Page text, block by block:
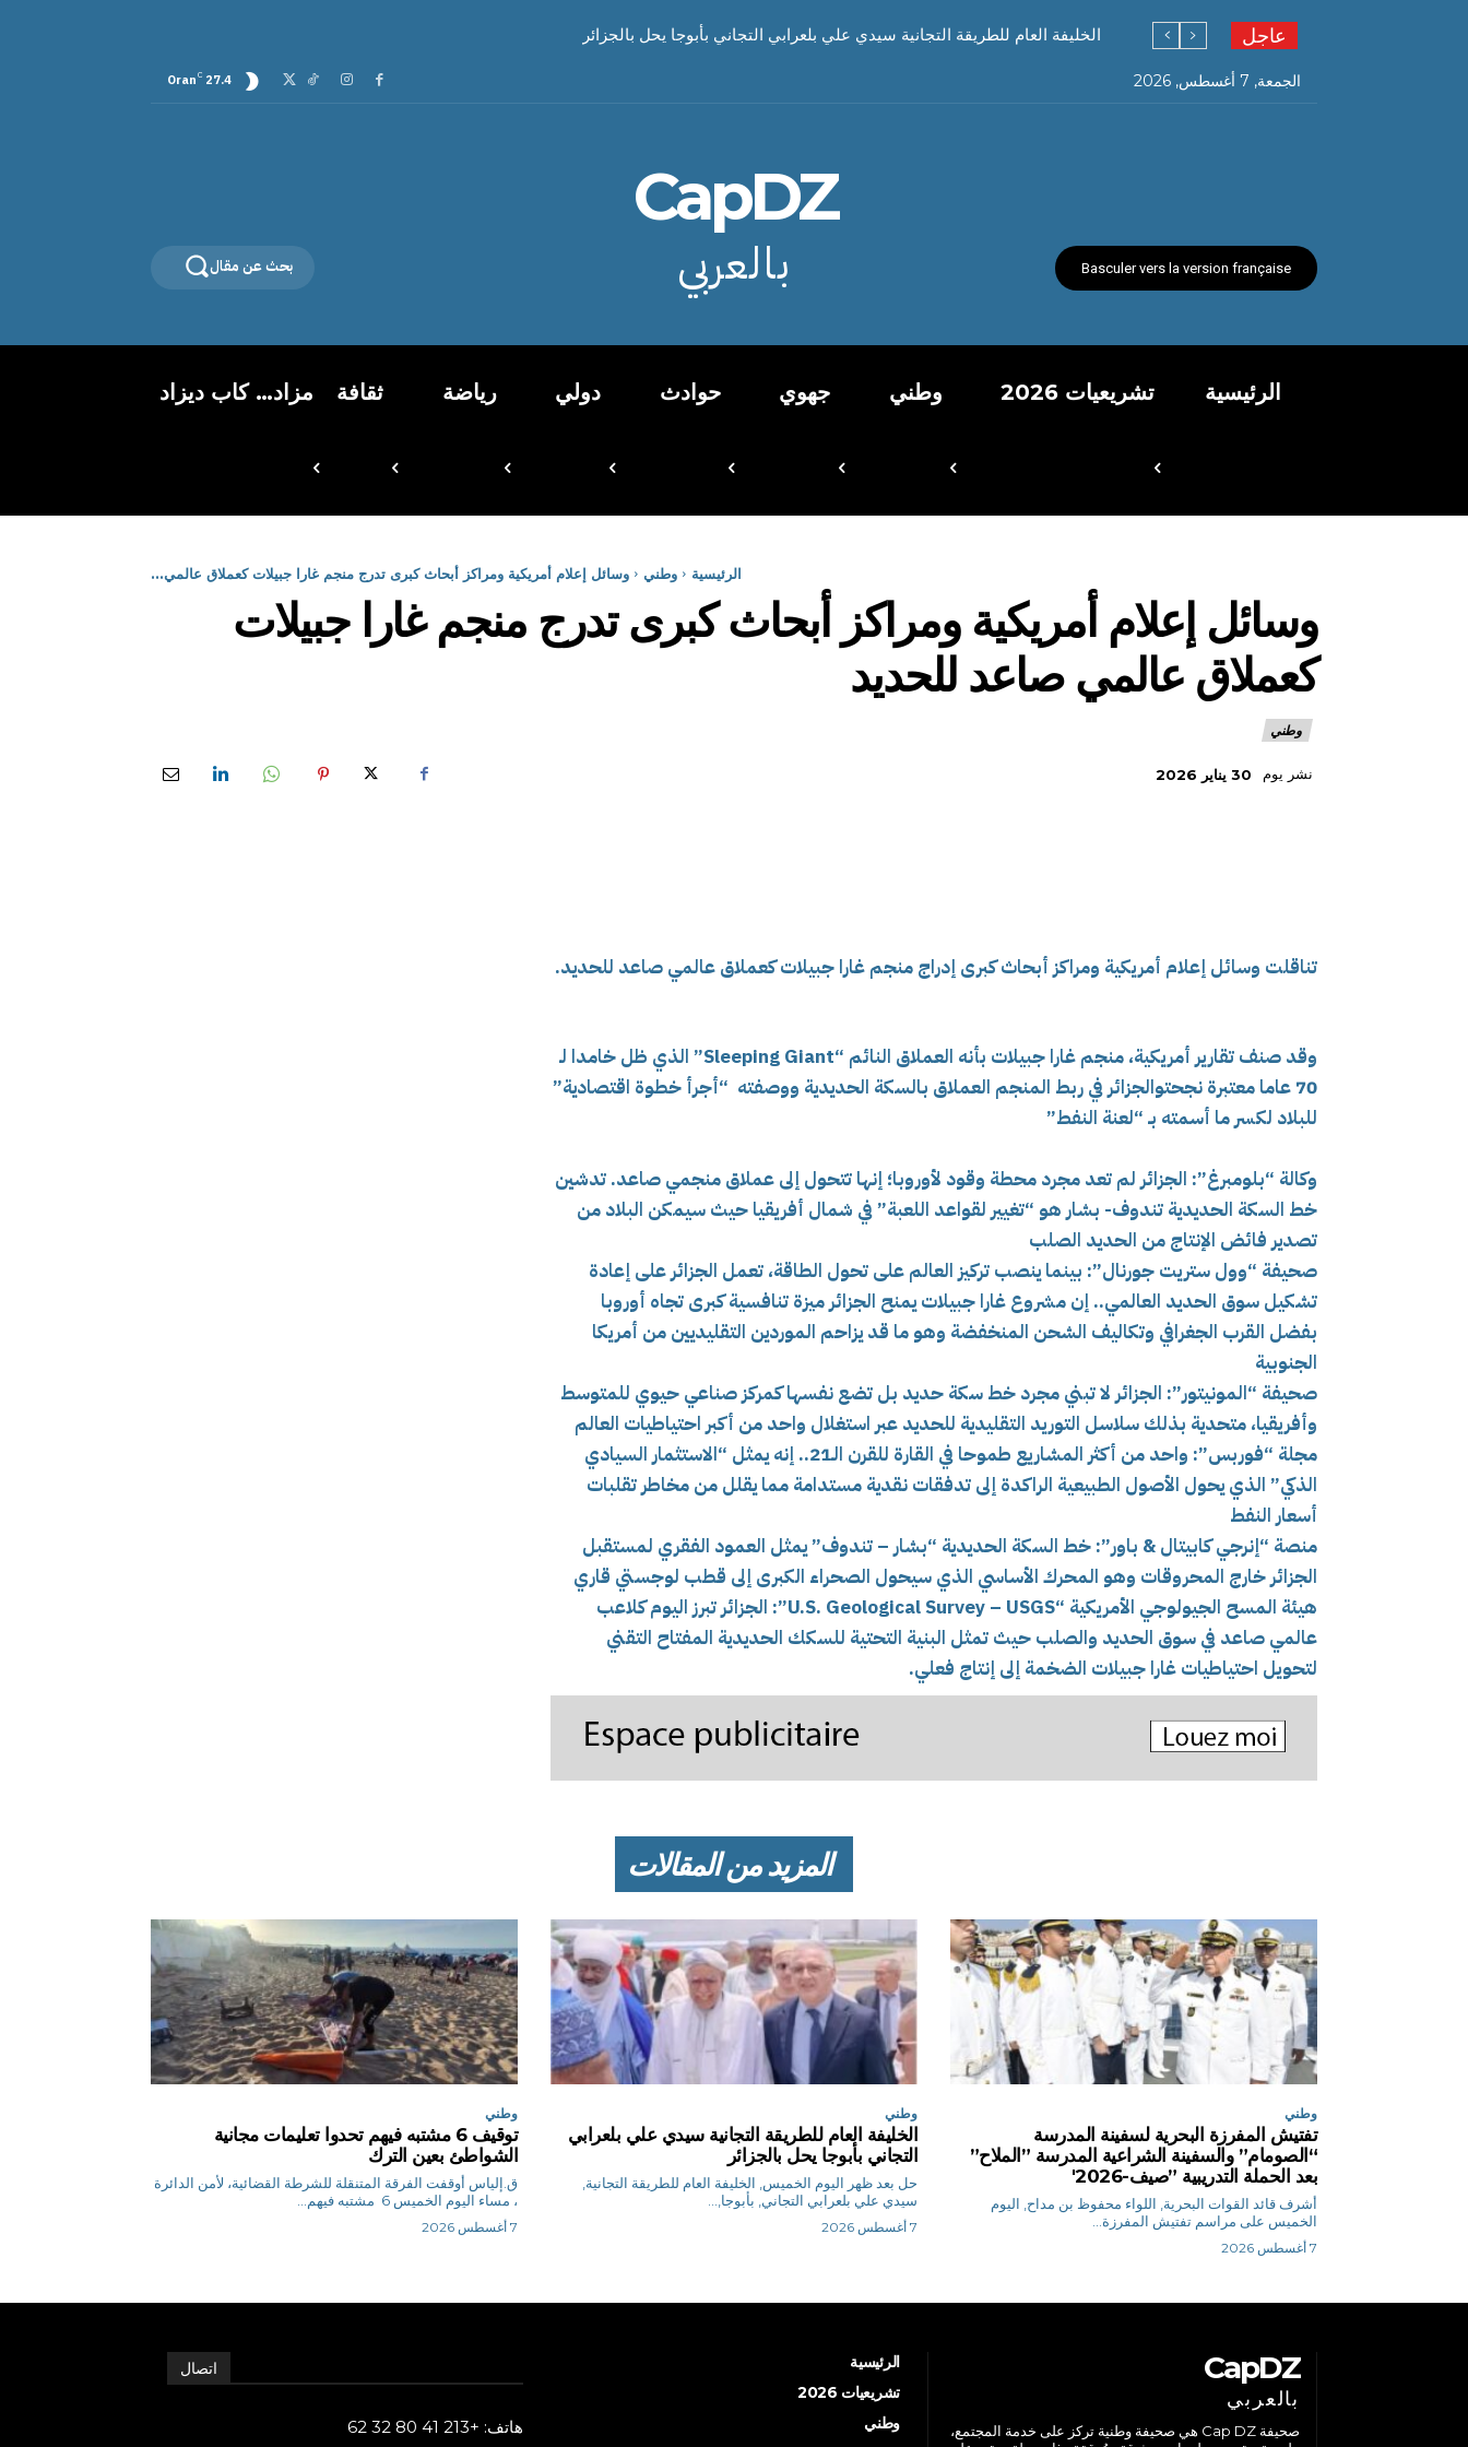
عاجل الخليفة العام للطريقة التجانية سيدي علي بلعرابي التجاني بأبوجا يحل بالجزائر
الجمعة, 7 أغسطس, 2026 27.4
C
Oran
Basculer vers la version française
CapDZ
بالعربي بحث عن مقال
الرئيسية تشريعيات 2026 وطني جهوي حوادث دولي رياضة ثقافة مزاد… كاب ديزاد
الرئيسية وطني وسائل إعلام أمريكية ومراكز أبحاث كبرى تدرج منجم غارا جبيلات كعملاق عالمي...
وسائل إعلام أمريكية ومراكز أبحاث كبرى تدرج منجم غارا جبيلات
كعملاق عالمي صاعد للحديد
وطني
نشر يوم 30 يناير 2026
تناقلت وسائل إعلام أمريكية ومراكز أبحاث كبرى إدراج منجم غارا جبيلات كعملاق عالمي صاعد للحديد.
وقد صنف تقارير أمريكية، منجم غارا جبيلات بأنه العملاق النائم “Sleeping Giant” الذي ظل خامدا لـ
70 عاما معتبرة نجحتوالجزائر في ربط المنجم العملاق بالسكة الحديدية ووصفته “أجرأ خطوة اقتصادية”
للبلاد لكسر ما أسمته بـ “لعنة النفط”
وكالة “بلومبرغ”: الجزائر لم تعد مجرد محطة وقود لأوروبا؛ إنها تتحول إلى عملاق منجمي صاعد. تدشين
خط السكة الحديدية تندوف- بشار هو “تغيير لقواعد اللعبة” في شمال أفريقيا حيث سيمكن البلاد من
تصدير فائض الإنتاج من الحديد الصلب
صحيفة “وول ستريت جورنال”: بينما ينصب تركيز العالم على تحول الطاقة، تعمل الجزائر على إعادة
تشكيل سوق الحديد العالمي.. إن مشروع غارا جبيلات يمنح الجزائر ميزة تنافسية كبرى تجاه أوروبا
بفضل القرب الجغرافي وتكاليف الشحن المنخفضة وهو ما قد يزاحم الموردين التقليديين من أمريكا
الجنوبية
صحيفة “المونيتور”: الجزائر لا تبني مجرد خط سكة حديد بل تضع نفسها كمركز صناعي حيوي للمتوسط
وأفريقيا، متحدية بذلك سلاسل التوريد التقليدية للحديد عبر استغلال واحد من أكبر احتياطيات العالم
مجلة “فوربس”: واحد من أكثر المشاريع طموحا في القارة للقرن الـ21.. إنه يمثل “الاستثمار السيادي
الذكي” الذي يحول الأصول الطبيعية الراكدة إلى تدفقات نقدية مستدامة مما يقلل من مخاطر تقلبات
أسعار النفط
منصة “إنرجي كابيتال & باور”: خط السكة الحديدية “بشار – تندوف” يمثل العمود الفقري لمستقبل
الجزائر خارج المحروقات وهو المحرك الأساسي الذي سيحول الصحراء الكبرى إلى قطب لوجستي قاري
هيئة المسح الجيولوجي الأمريكية “U.S. Geological Survey – USGS”: الجزائر تبرز اليوم كلاعب
عالمي صاعد في سوق الحديد والصلب حيث تمثل البنية التحتية للسكك الحديدية المفتاح التقني
لتحويل احتياطيات غارا جبيلات الضخمة إلى إنتاج فعلي.
المزيد من المقالات
وطني
تفتيش المفرزة البحرية لسفينة المدرسة
“الصومام” والسفينة الشراعية المدرسة ”الملاح”
بعد الحملة التدريبية ”صيف-2026′
أشرف قائد القوات البحرية, اللواء محفوظ بن مداح, اليوم
الخميس على مراسم تفتيش المفرزة...
7 أغسطس 2026
وطني
الخليفة العام للطريقة التجانية سيدي علي بلعرابي
التجاني بأبوجا يحل بالجزائر
حل بعد ظهر اليوم الخميس, الخليفة العام للطريقة التجانية,
سيدي علي بلعرابي التجاني, بأبوجا,...
7 أغسطس 2026
وطني
توقيف 6 مشتبه فيهم تحدوا تعليمات مجانية
الشواطئ بعين الترك
ق.إلياس أوقفت الفرقة المتنقلة للشرطة القضائية، لأمن الدائرة
، مساء اليوم الخميس 6 مشتبه فيهم...
7 أغسطس 2026
CapDZ
بالعربي
صحيفة Cap DZ هي صحيفة وطنية تركز على خدمة المجتمع،
الرئيسية
تشريعيات 2026
وطني
اتصال
هاتف: +213 41 80 32 62